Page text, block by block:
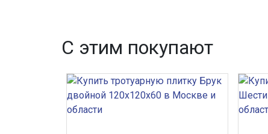
С этим покупают